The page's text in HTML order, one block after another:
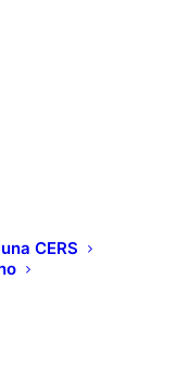
CERS
e